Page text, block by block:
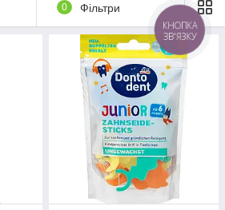
0 Фільтри
КНОПКА
ЗВ'ЯЗКУ